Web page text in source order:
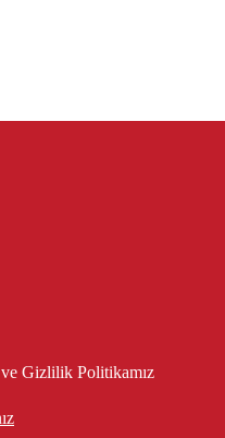
Gizlilik Politikamız